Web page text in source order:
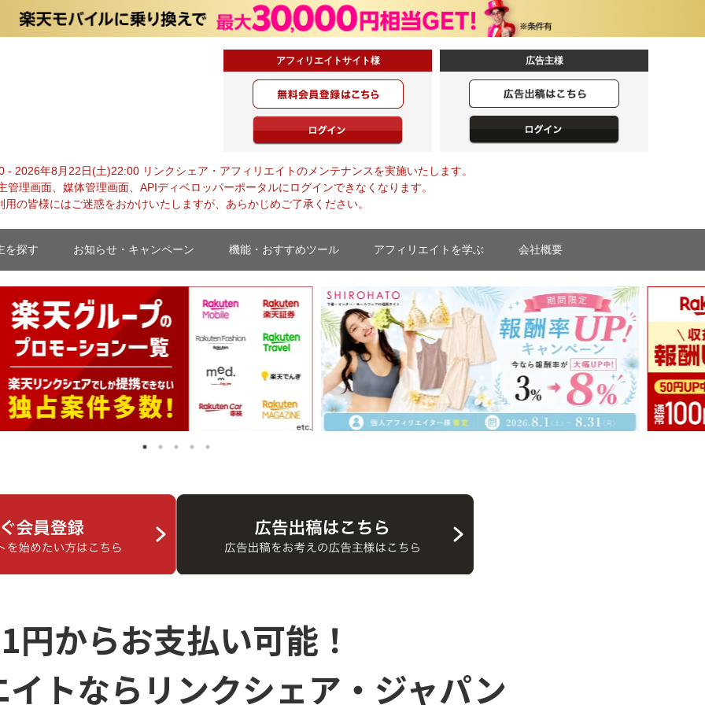
アフィリエイトサイト様 広告主様
2026年8月22日(土)22:00 リンクシェア・アフィリエイトのメンテナンスを実施いたします。
管理画面、媒体管理画面、APIディベロッパーポータルにログインできなくなります。
用の皆様にはご迷惑をおかけいたしますが、あらかじめご了承ください。
を探す お知らせ・キャンペーン 機能・おすすめツール アフィリエイトを学ぶ 会社概要
1円からお支払い可能！
トなら リンクシェア・ジャパン